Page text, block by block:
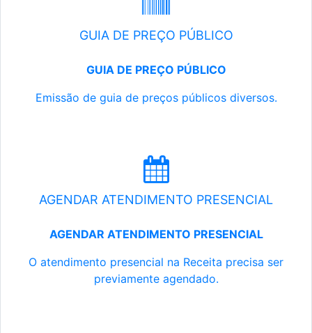
GUIA DE PREÇO PÚBLICO
GUIA DE PREÇO PÚBLICO
Emissão de guia de preços públicos diversos.
AGENDAR ATENDIMENTO PRESENCIAL
AGENDAR ATENDIMENTO PRESENCIAL
O atendimento presencial na Receita precisa ser
previamente agendado.